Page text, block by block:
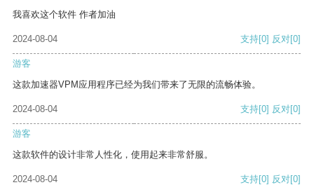
我喜欢这个软件 作者加油
2024-08-04 支持[0] 反对[0]
游客
这款加速器VPM应用程序已经为我们带来了无限的流畅体验。
2024-08-04 支持[0] 反对[0]
游客
这款软件的设计非常人性化，使用起来非常舒服。
2024-08-04 支持[0] 反对[0]